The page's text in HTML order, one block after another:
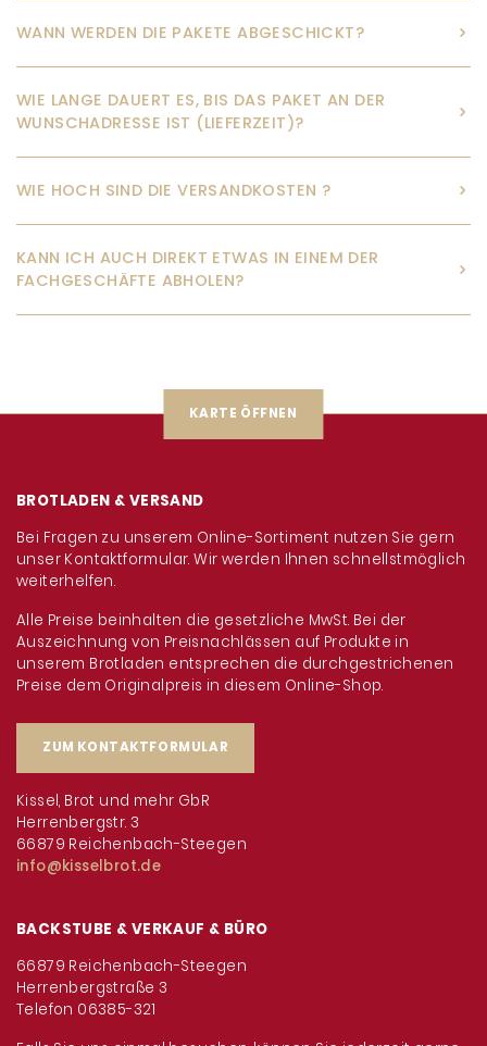
WANN WERDEN DIE PAKETE ABGESCHICKT?
WIE LANGE DAUERT ES, BIS DAS PAKET AN DER
WUNSCHADRESSE IST (LIEFERZEIT)?
WIE HOCH SIND DIE VERSANDKOSTEN ?
KANN ICH AUCH DIREKT ETWAS IN EINEM DER
FACHGESCHÄFTE ABHOLEN?
KARTE ÖFFNEN
BROTLADEN & VERSAND
Bei Fragen zu unserem Online-Sortiment nutzen Sie gern
unser Kontaktformular. Wir werden Ihnen schnellstmöglich
weiterhelfen.
Alle Preise beinhalten die gesetzliche MwSt. Bei der
Auszeichnung von Preisnachlässen auf Produkte in
unserem Brotladen entsprechen die durchgestrichenen
Preise dem Originalpreis in diesem Online-Shop.
ZUM KONTAKTFORMULAR
Kissel, Brot und mehr GbR
Herrenbergstr. 3
66879 Reichenbach-Steegen
info@kisselbrot.de
BACKSTUBE & VERKAUF & BÜRO
66879 Reichenbach-Steegen
Herrenbergstraße 3
Telefon 06385-321